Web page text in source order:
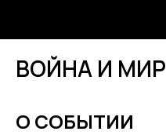
ВОЙНА И МИР
О СОБЫТИИ